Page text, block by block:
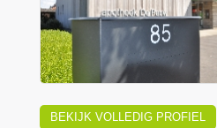
BEKIJK VOLLEDIG PROFIEL